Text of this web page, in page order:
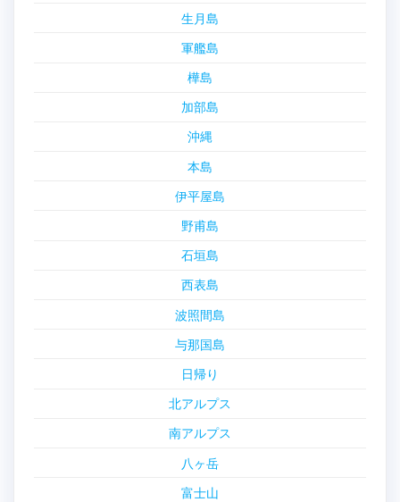
生月島
軍艦島
樺島
加部島
沖縄
本島
伊平屋島
野甫島
石垣島
西表島
波照間島
与那国島
日帰り
北アルプス
南アルプス
八ヶ岳
富士山